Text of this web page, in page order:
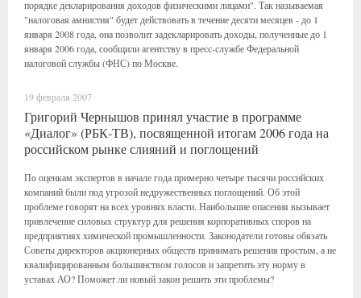
порядке декларирования доходов физическими лицами". Так называемая
"налоговая амнистия" будет действовать в течение десяти месяцев - до 1
января 2008 года, она позволит задекларировать доходы, полученные до 1
января 2006 года, сообщили агентству в пресс-службе Федеральной
налоговой службы (ФНС) по Москве.
19 февраля 2007
Григорий Чернышов принял участие в программе
«Диалог» (РБК-ТВ), посвященной итогам 2006 года на
российском рынке слияний и поглощений
По оценкам экспертов в начале года примерно четыре тысячи российских
компаний были под угрозой недружественных поглощений. Об этой
проблеме говорят на всех уровнях власти. Наибольшие опасения вызывает
привлечение силовых структур для решения корпоративных споров на
предприятиях химической промышленности. Законодатели готовы обязать
Советы директоров акционерных обществ принимать решения простым, а не
квалифицированным большинством голосов и запретить эту норму в
уставах АО? Поможет ли новый закон решить эти проблемы?